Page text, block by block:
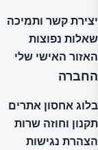
יצירת קשר ותמיכה
שאלות נפוצות
האזור האישי שלי
החברה
בלוג אחסון אתרים
תקנון וחוזה שרות
הצהרת נגישות